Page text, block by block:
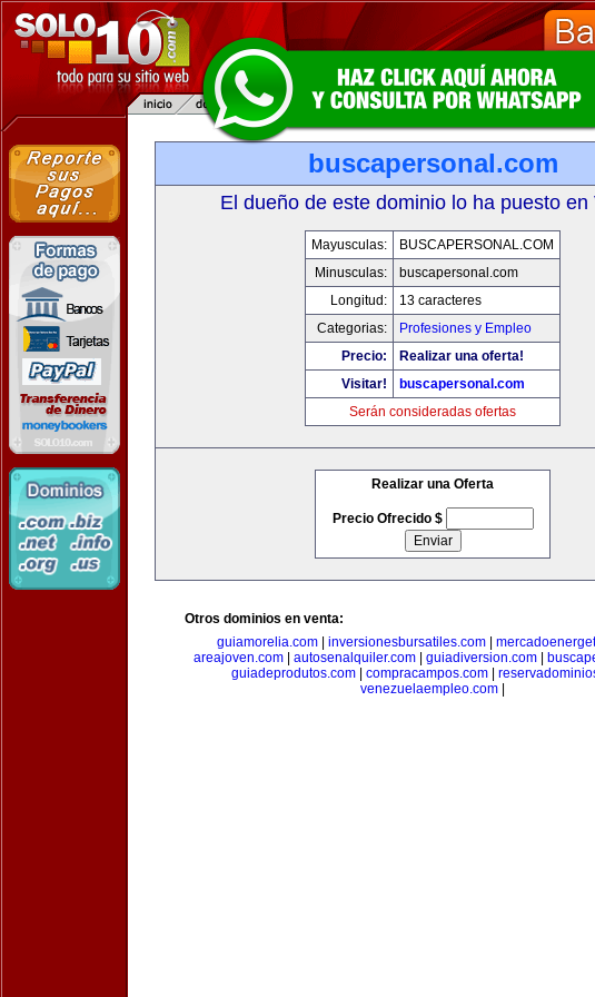
buscapersonal.com
El dueño de este dominio lo ha puesto en
Mayusculas:
BUSCAPERSONAL.COM
Minusculas:
buscapersonal.com
Longitud:
13 caracteres
Categorias:
Profesiones y Empleo
Precio:
Realizar una oferta!
Visitar!
buscapersonal.com
Serán consideradas ofertas
Realizar una Oferta
Precio Ofrecido $
Otros dominios en venta:
guiamorelia.com| inversionesbursatiles.com|
areajoven.com| autosenalquiler.com| guiadiversion.com|
guiadeprodutos.com| compracampos.com|
venezuelaempleo.com